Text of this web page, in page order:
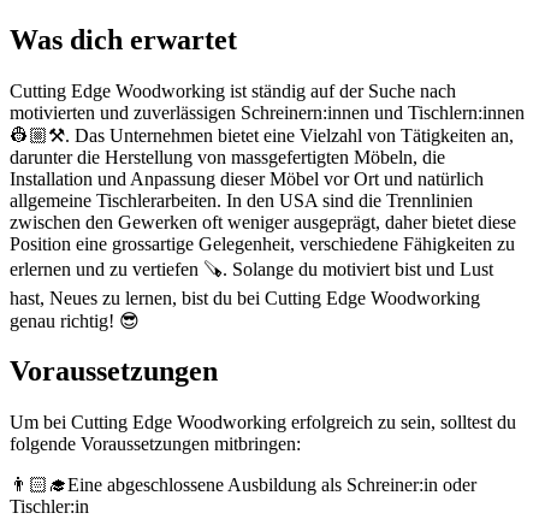
Was dich erwartet
Cutting Edge Woodworking ist ständig auf der Suche nach
motivierten und zuverlässigen Schreinern:innen und Tischlern:innen
👷🏼⚒️. Das Unternehmen bietet eine Vielzahl von Tätigkeiten an,
darunter die Herstellung von massgefertigten Möbeln, die
Installation und Anpassung dieser Möbel vor Ort und natürlich
allgemeine Tischlerarbeiten. In den USA sind die Trennlinien
zwischen den Gewerken oft weniger ausgeprägt, daher bietet diese
Position eine grossartige Gelegenheit, verschiedene Fähigkeiten zu
erlernen und zu vertiefen 🪚. Solange du motiviert bist und Lust
hast, Neues zu lernen, bist du bei Cutting Edge Woodworking
genau richtig! 😎
Voraussetzungen
Um bei Cutting Edge Woodworking erfolgreich zu sein, solltest du
folgende Voraussetzungen mitbringen:
👨🏻‍🎓Eine abgeschlossene Ausbildung als Schreiner:in oder
Tischler:in